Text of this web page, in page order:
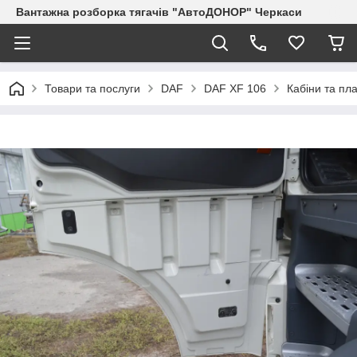
Вантажна розборка тягачів "АвтоДОНОР" Черкаси
Товари та послуги DAF DAF XF 106 Кабіни та